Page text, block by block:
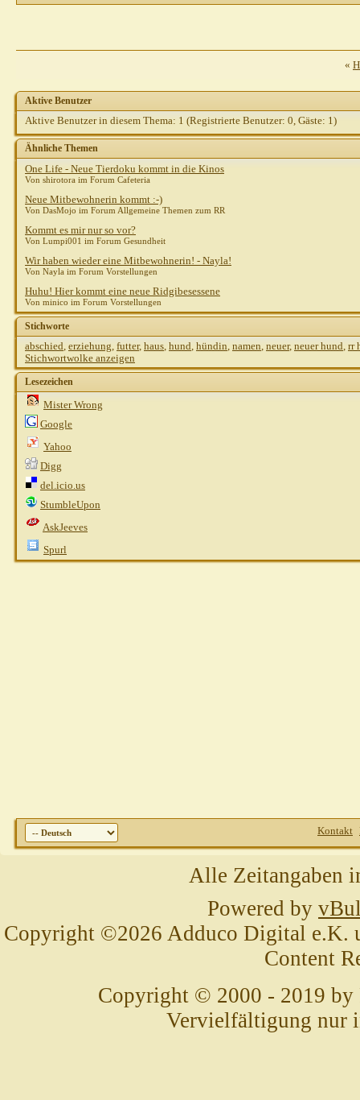
«
Aktive Benutzer
Aktive Benutzer in diesem Thema: 1 (Registrierte Benutzer: 0, Gäste: 1)
Ähnliche Themen
One Life - Neue Tierdoku kommt in die Kinos
Von shirotora im Forum Cafeteria
Neue Mitbewohnerin kommt :-)
Von DasMojo im Forum Allgemeine Themen zum RR
Kommt es mir nur so vor?
Von Lumpi001 im Forum Gesundheit
Wir haben wieder eine Mitbewohnerin! - Nayla!
Von Nayla im Forum Vorstellungen
Huhu! Hier kommt eine neue Ridgibesessene
Von minico im Forum Vorstellungen
Stichworte
abschied, erziehung, futter, haus, hund, hündin, namen, neuer, neuer hund, rr
Stichwortwolke anzeigen
Lesezeichen
Mister Wrong
Google
Yahoo
Digg
del.icio.us
StumbleUpon
AskJeeves
Spurl
Kontakt
Alle Zeitangaben
Powered by
Copyright ©2026 Adduco Digital e.K.
Content
Copyright © 2000 - 2019 by
Vervielfältigung nur